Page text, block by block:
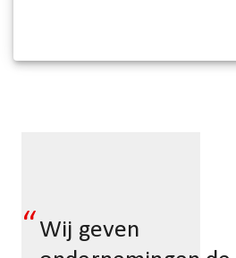
“ Wij geven